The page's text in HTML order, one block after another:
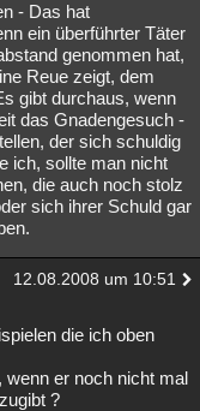
- Das hat
ein überführter Täter
genommen hat,
Reue zeigt, dem
gibt durchaus, wenn
das Gnadengesuch -
der sich schuldig
ich, sollte man nicht
die auch noch stolz
sich ihrer Schuld gar
12.08.2008 um 10:51
die ich oben
er noch nicht mal
?